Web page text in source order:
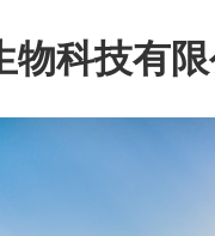
物科技有